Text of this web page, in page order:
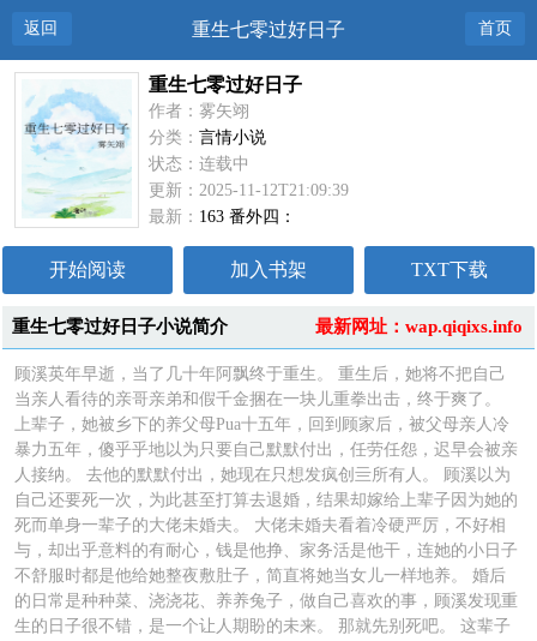
返回 重生七零过好日子 首页
重生七零过好日子
作者：雾矢翊
分类：言情小说
状态：连载中
更新：2025-11-12T21:09:39
最新： 163 番外四：
开始阅读 加入书架 TXT下载
最新网址：wap.qiqixs.info
重生七零过好日子小说简介
顾溪英年早逝，当了几十年阿飘终于重生。 重生后，她将不把自己
当亲人看待的亲哥亲弟和假千金捆在一块儿重拳出击，终于爽了。
上辈子，她被乡下的养父母Pua十五年，回到顾家后，被父母亲人冷
暴力五年，傻乎乎地以为只要自己默默付出，任劳任怨，迟早会被亲
人接纳。 去他的默默付出，她现在只想发疯创亖所有人。 顾溪以为
自己还要死一次，为此甚至打算去退婚，结果却嫁给上辈子因为她的
死而单身一辈子的大佬未婚夫。 大佬未婚夫看着冷硬严厉，不好相
与，却出乎意料的有耐心，钱是他挣、家务活是他干，连她的小日子
不舒服时都是他给她整夜敷肚子，简直将她当女儿一样地养。 婚后
的日常是种种菜、浇浇花、养养兔子，做自己喜欢的事，顾溪发现重
生的日子很不错，是一个让人期盼的未来。 那就先别死吧。 这辈子